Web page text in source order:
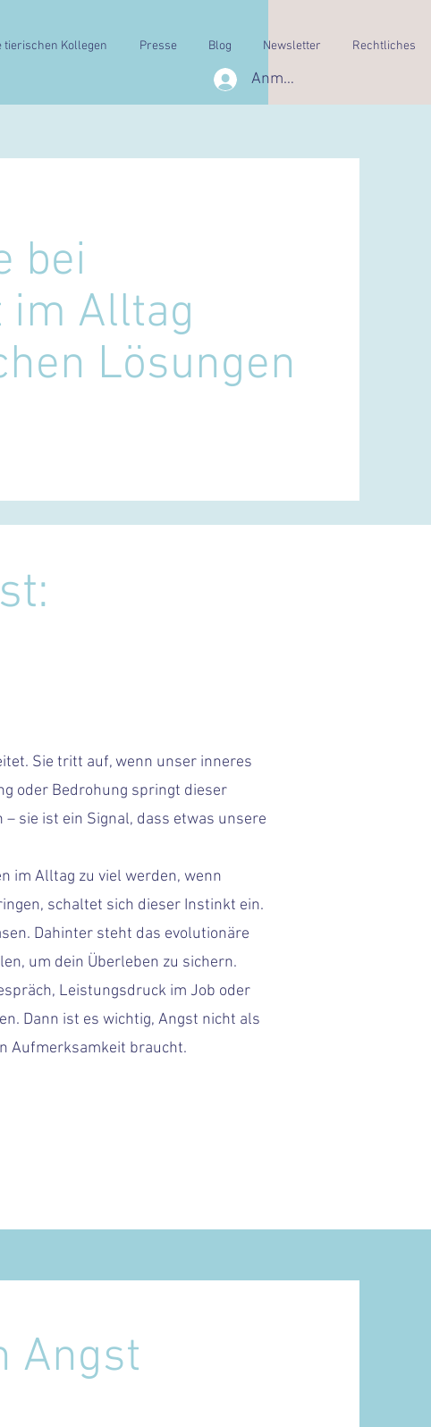
tierischen Kollegen Presse Blog Newsletter Rechtliches
Anmelden
bei
im Alltag
Lösungen
Sie tritt auf, wenn unser inneres
oder Bedrohung springt dieser
sie ist ein Signal, dass etwas unsere
im Alltag zu viel werden, wenn
schaltet sich dieser Instinkt ein.
Dahinter steht das evolutionäre
um dein Überleben zu sichern.
Leistungsdruck im Job oder
Dann ist es wichtig, Angst nicht als
Aufmerksamkeit braucht.
Angst